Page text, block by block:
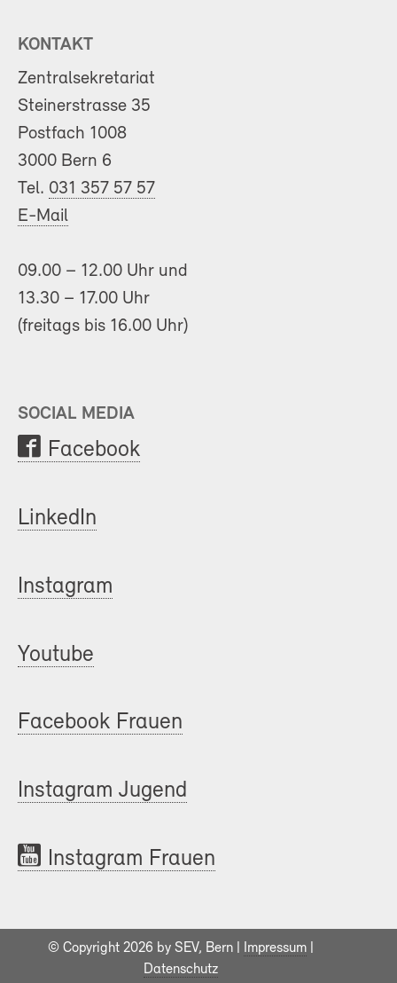
KONTAKT
Zentralsekretariat
Steinerstrasse 35
Postfach 1008
3000 Bern 6
Tel. 031 357 57 57
E-Mail
09.00 – 12.00 Uhr und
13.30 – 17.00 Uhr
(freitags bis 16.00 Uhr)
SOCIAL MEDIA
Facebook
LinkedIn
Instagram
Youtube
Facebook Frauen
Instagram Jugend
Instagram Frauen
© Copyright 2026 by SEV, Bern | Impressum
Datenschutz